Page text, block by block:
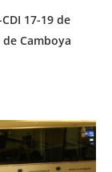
17-19 de
Camboya